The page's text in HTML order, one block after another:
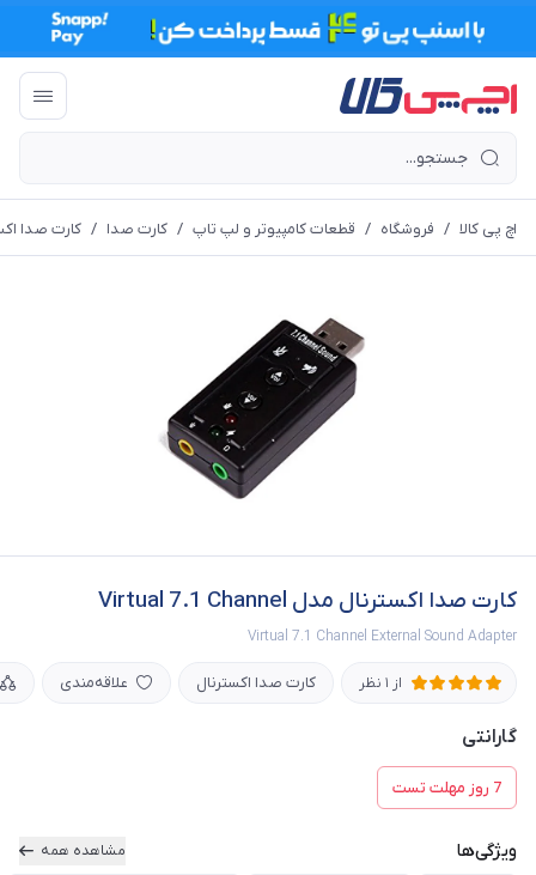
اچ پی کالا / فروشگاه / قطعات کامپیوتر و لپ تاپ / کارت صدا / کارت صدا
کارت صدا اکسترنال مدل Virtual 7.1 Channel
Virtual 7.1 Channel External Sound Adapter
از 1 نظر کارت صدا اکسترنال علاقه‌مندی
گارانتی
7 روز مهلت تست
ویژگی‌ها مشاهده همه